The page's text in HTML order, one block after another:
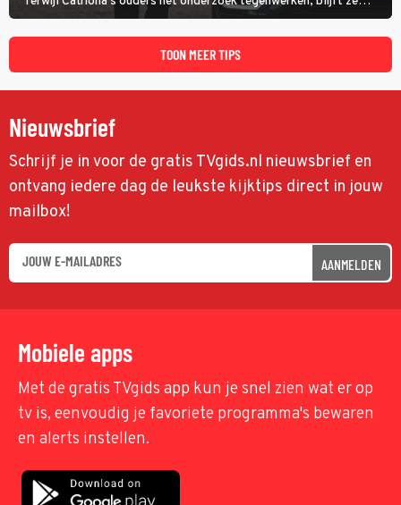
speuren naar Adam. In deze slotaflevering van Karen Pirie leidt het
spoor via Frankrijk en Italië naar Malta.
TOON MEER TIPS
Nieuwsbrief
Schrijf je in voor de gratis TVgids.nl nieuwsbrief en
ontvang iedere dag de leukste kijktips direct in jouw
mailbox!
AANMELDEN
Mobiele apps
Met de gratis TVgids app kun je snel zien wat er op
tv is, eenvoudig je favoriete programma's bewaren
en alerts instellen.